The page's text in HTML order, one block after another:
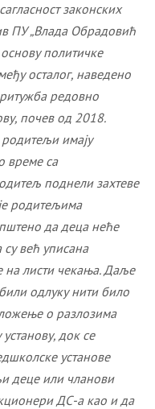
законских
ПУ „Влада Обрадовић
политичке
осталог, наведено
редовно
почев од 2018.
имају
време са
поднели захтеве
родитељима
да деца неће
су већ уписана
на листи чекања. Даље
одлуку нити било
о разлозима
док се
установе
деце или чланови
ДС-а као и да